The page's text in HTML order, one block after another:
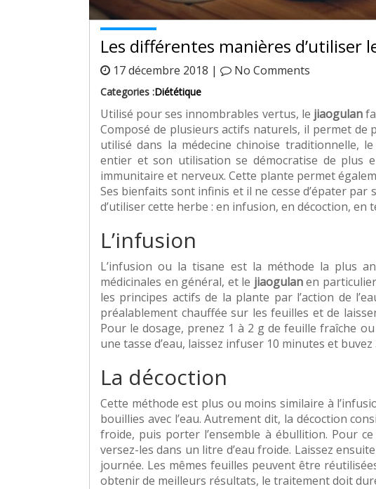
Les différentes manières d’utiliser
17 décembre 2018 | No Comments
Categories :Diététique
Utilisé pour ses innombrables vertus, le jiaogulan
Composé de plusieurs actifs naturels, il permet de
utilisé dans la médecine chinoise traditionnelle,
entier et son utilisation se démocratise de plus
immunitaire et nerveux. Cette plante permet
Ses bienfaits sont infinis et il ne cesse d’épater
d’utiliser cette herbe : en infusion, en décoction, en
L’infusion
L’infusion ou la tisane est la méthode la plus
médicinales en général, et le jiaogulanen
les principes actifs de la plante par l’action de
préalablement chauffée sur les feuilles et de
Pour le dosage, prenez 1 à 2 g de feuille fraîche
une tasse d’eau, laissez infuser 10 minutes et
La décoction
Cette méthode est plus ou moins similaire à
bouillies avec l’eau. Autrement dit, la décoction
froide, puis porter l’ensemble à ébullition. Pour
versez-les dans un litre d’eau froide. Laissez
journée. Les mêmes feuilles peuvent être
obtenir de meilleurs résultats, le traitement doit